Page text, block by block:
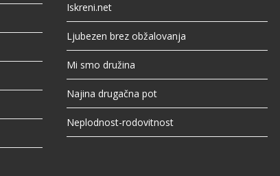
Iskreni.net
Ljubezen brez obžalovanja
Mi smo družina
Najina drugačna pot
Neplodnost-rodovitnost